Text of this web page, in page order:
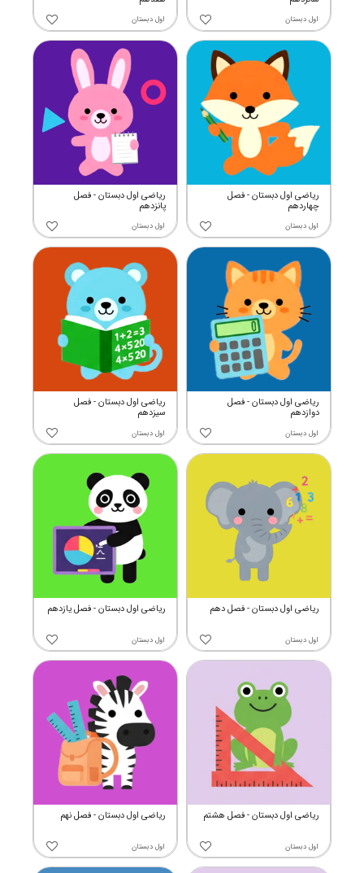
اول دبستان اول دبستان
ریاضی اول دبستان - فصل
پانزدهم
اول دبستان
ریاضی اول دبستان - فصل
چهاردهم
اول دبستان
ریاضی اول دبستان - فصل
سیزدهم
اول دبستان
ریاضی اول دبستان - فصل
دوازدهم
اول دبستان
ریاضی اول دبستان - فصل یازدهم
اول دبستان
ریاضی اول دبستان - فصل دهم
اول دبستان
ریاضی اول دبستان - فصل نهم
اول دبستان
ریاضی اول دبستان - فصل هشتم
اول دبستان